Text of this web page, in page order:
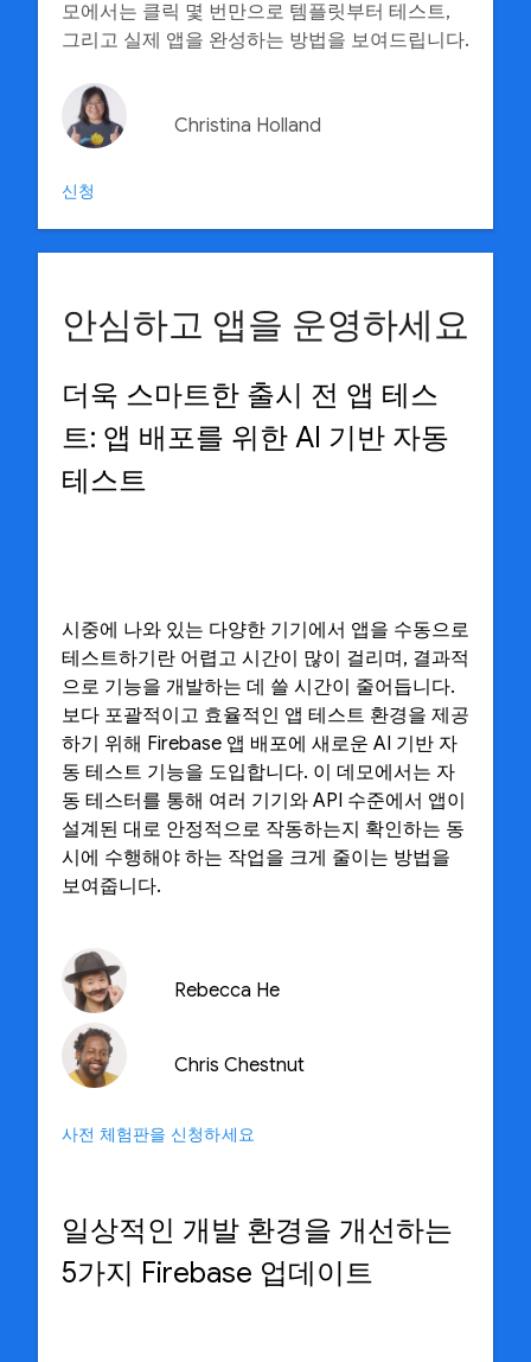
모에서는 클릭 몇 번만으로 템플릿부터 테스트,
그리고 실제 앱을 완성하는 방법을 보여드립니다.
Christina Holland
신청
안심하고 앱을 운영하세요
더욱 스마트한 출시 전 앱 테스
트: 앱 배포를 위한 AI 기반 자동
테스트
시중에 나와 있는 다양한 기기에서 앱을 수동으로
테스트하기란 어렵고 시간이 많이 걸리며, 결과적
으로 기능을 개발하는 데 쓸 시간이 줄어듭니다.
보다 포괄적이고 효율적인 앱 테스트 환경을 제공
하기 위해 Firebase 앱 배포에 새로운 AI 기반 자
동 테스트 기능을 도입합니다. 이 데모에서는 자
동 테스터를 통해 여러 기기와 API 수준에서 앱이
설계된 대로 안정적으로 작동하는지 확인하는 동
시에 수행해야 하는 작업을 크게 줄이는 방법을
보여줍니다.
Rebecca He
Chris Chestnut
사전 체험판을 신청하세요
일상적인 개발 환경을 개선하는
5가지 Firebase 업데이트